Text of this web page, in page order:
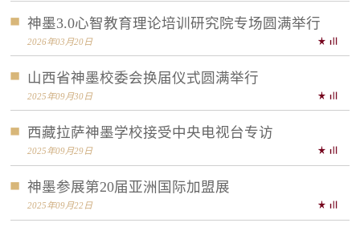
神墨3.0心智教育理论培训研究院专场圆满举行
2026年03月20日
山西省神墨校委会换届仪式圆满举行
2025年09月30日
西藏拉萨神墨学校接受中央电视台专访
2025年09月29日
神墨参展第20届亚洲国际加盟展
2025年09月22日